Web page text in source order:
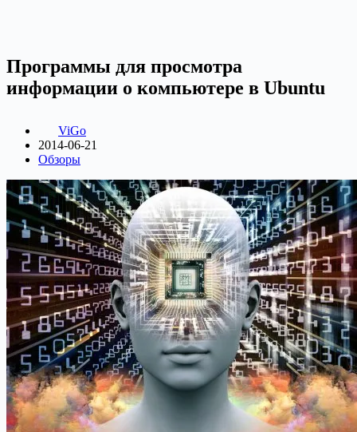
Программы для просмотра
информации о компьютере в Ubuntu
ViGo
2014-06-21
Обзоры